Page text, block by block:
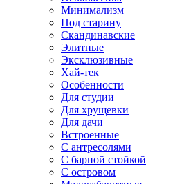
Минимализм
Под старину
Скандинавские
Элитные
Эксклюзивные
Хай-тек
Особенности
Для студии
Для хрущевки
Для дачи
Встроенные
С антресолями
С барной стойкой
С островом